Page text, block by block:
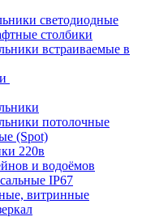
светодиодные
столбики
встраиваемые в
потолочные
(Spot)
220в
и водоёмов
IP67
витринные